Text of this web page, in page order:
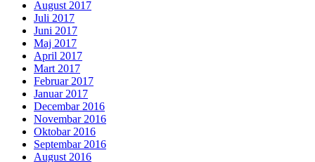
August 2017
Juli 2017
Juni 2017
Maj 2017
April 2017
Mart 2017
Februar 2017
Januar 2017
Decembar 2016
Novembar 2016
Oktobar 2016
Septembar 2016
August 2016